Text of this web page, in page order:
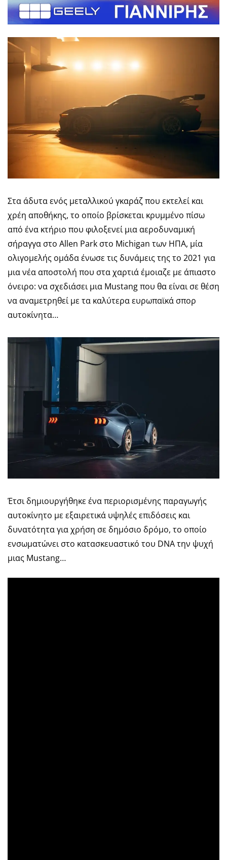
Στα άδυτα ενός μεταλλικού γκαράζ που εκτελεί και
χρέη αποθήκης, το οποίο βρίσκεται κρυμμένο πίσω
από ένα κτήριο που φιλοξενεί μια αεροδυναμική
σήραγγα στο Allen Park στο Michigan των ΗΠΑ, μία
ολιγομελής ομάδα ένωσε τις δυνάμεις της το 2021 για
μια νέα αποστολή που στα χαρτιά έμοιαζε με άπιαστο
όνειρο: να σχεδιάσει μια Mustang που θα είναι σε θέση
να αναμετρηθεί με τα καλύτερα ευρωπαϊκά σπορ
αυτοκίνητα…
Έτσι δημιουργήθηκε ένα περιορισμένης παραγωγής
αυτοκίνητο με εξαιρετικά υψηλές επιδόσεις και
δυνατότητα για χρήση σε δημόσιο δρόμο, το οποίο
ενσωματώνει στο κατασκευαστικό του DNA την ψυχή
μιας Mustang…